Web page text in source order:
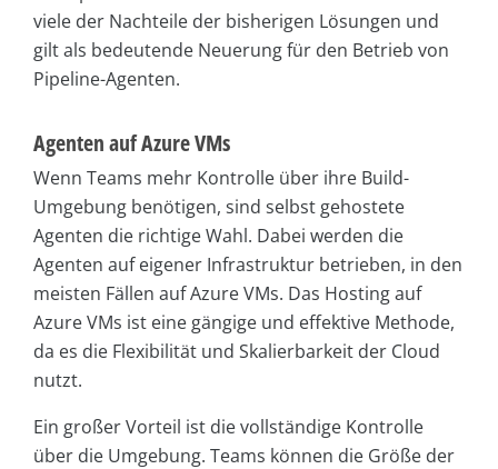
viele der Nachteile der bisherigen Lösungen und
gilt als bedeutende Neuerung für den Betrieb von
Pipeline-Agenten.
Agenten auf Azure VMs
Wenn Teams mehr Kontrolle über ihre Build-
Umgebung benötigen, sind selbst gehostete
Agenten die richtige Wahl. Dabei werden die
Agenten auf eigener Infrastruktur betrieben, in den
meisten Fällen auf Azure VMs. Das Hosting auf
Azure VMs ist eine gängige und effektive Methode,
da es die Flexibilität und Skalierbarkeit der Cloud
nutzt.
Ein großer Vorteil ist die vollständige Kontrolle
über die Umgebung. Teams können die Größe der